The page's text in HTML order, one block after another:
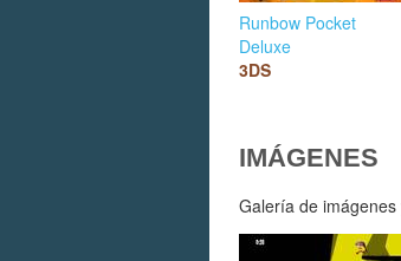
Runbow Pocket
Deluxe
3DS
IMÁGENES
Galería de